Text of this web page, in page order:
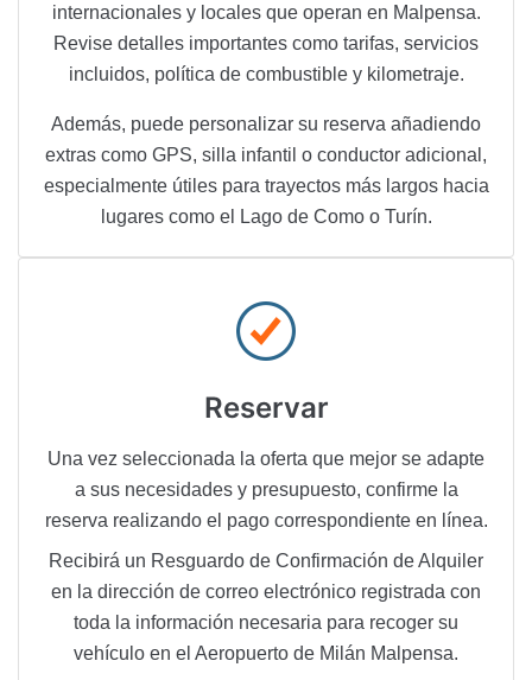
internacionales y locales que operan en Malpensa.
Revise detalles importantes como tarifas, servicios
incluidos, política de combustible y kilometraje.
Además, puede personalizar su reserva añadiendo
extras como GPS, silla infantil o conductor adicional,
especialmente útiles para trayectos más largos hacia
lugares como el Lago de Como o Turín.
Reservar
Una vez seleccionada la oferta que mejor se adapte
a sus necesidades y presupuesto, confirme la
reserva realizando el pago correspondiente en línea.
Recibirá un Resguardo de Confirmación de Alquiler
en la dirección de correo electrónico registrada con
toda la información necesaria para recoger su
vehículo en el Aeropuerto de Milán Malpensa.